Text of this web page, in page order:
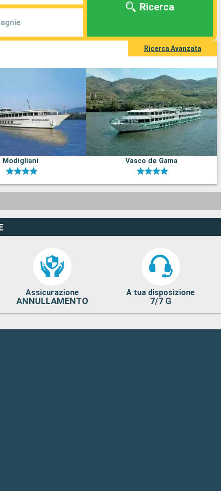
Ricerca
Ricerca Avanzata
Modigliani Vasco de Gama
Assicurazione
ANNULLAMENTO
A tua disposizione
7/7 G